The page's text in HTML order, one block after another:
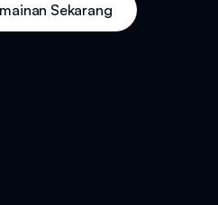
Sekarang